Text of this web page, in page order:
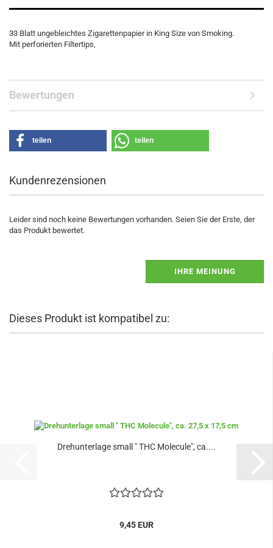
33 Blatt ungebleichtes Zigarettenpapier in King Size von Smoking.
Mit perforierten Filtertips,
Bewertungen
teilen teilen
Kundenrezensionen
Leider sind noch keine Bewertungen vorhanden. Seien Sie der Erste, der
das Produkt bewertet.
IHRE MEINUNG
Dieses Produkt ist kompatibel zu:
Drehunterlage small " THC Molecule", ca....
9,45 EUR